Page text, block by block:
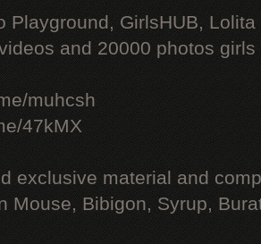
Playground, GirlsHUB, Lolita
and 20000 photos
muhcsh
47kMX
exclusive material and
Mouse, Bibigon, Syrup,